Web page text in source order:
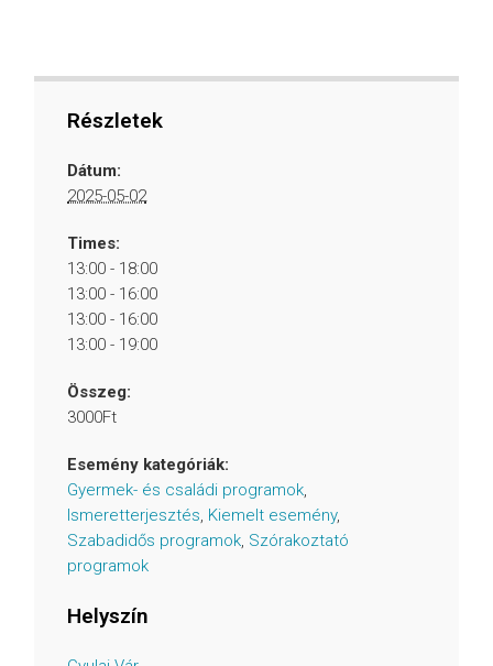
Részletek
Dátum:
2025-05-02
Times:
13:00 - 18:00
13:00 - 16:00
13:00 - 16:00
13:00 - 19:00
Összeg:
3000Ft
Esemény kategóriák:
Gyermek- és családi programok,
Ismeretterjesztés, Kiemelt esemény,
Szabadidős programok, Szórakoztató
programok
Helyszín